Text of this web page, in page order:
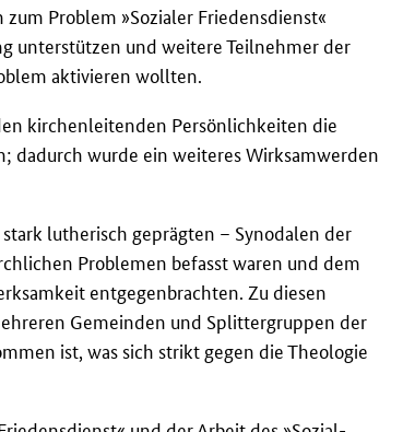
Problem »Sozialer Friedensdienst«
unterstützen und weitere Teilnehmer der
aktivieren wollten.
kirchenleitenden Persönlichkeiten die
dadurch wurde ein weiteres Wirksamwerden
lutherisch geprägten – Synodalen der
Problemen befasst waren und dem
entgegenbrachten. Zu diesen
Gemeinden und Splittergruppen der
ist, was sich strikt gegen die Theologie